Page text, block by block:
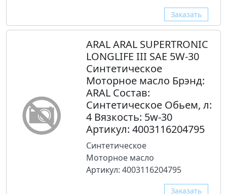
Заказать
ARAL ARAL SUPERTRONIC
LONGLIFE III SAE 5W-30
Синтетическое
Моторное масло Брэнд:
ARAL Состав:
Синтетическое Обьем, л:
4 Вязкость: 5w-30
Артикул: 4003116204795
Синтетическое
Моторное масло
Артикул: 4003116204795
Заказать